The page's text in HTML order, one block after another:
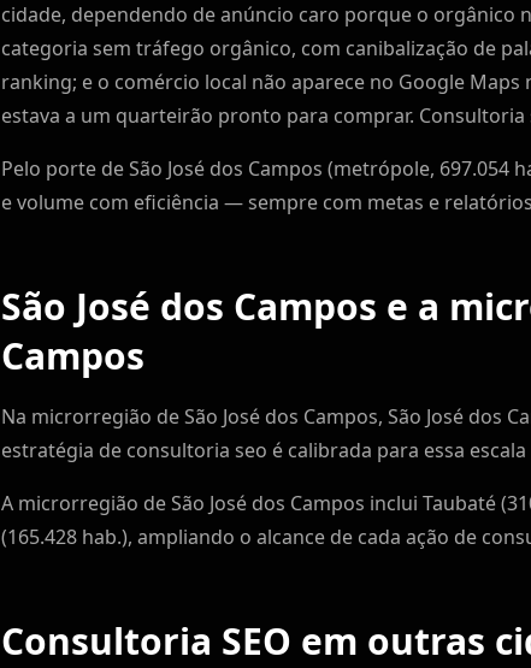
cidade, dependendo de anúncio caro porque o orgânico
categoria sem tráfego orgânico, com canibalização de
ranking; e o comércio local não aparece no Google
estava a um quarteirão pronto para comprar. Consultoria
Pelo porte de São José dos Campos (metrópole,
e volume com eficiência — sempre com metas e
São José dos Campos e a
Campos
Na microrregião de São José dos Campos, São José dos
estratégia de consultoria seo é calibrada para essa
A microrregião de São José dos Campos inclui Taubaté
(165.428 hab.), ampliando o alcance de cada ação de
Consultoria SEO em outras